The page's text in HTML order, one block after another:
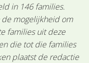
in 146 families.
mogelijkheid om
families uit deze
die tot die families
plaatst de redactie